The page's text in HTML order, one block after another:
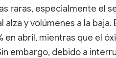
raras, especialmente el
alza y volúmenes a la
en abril, mientras que el
embargo, debido a